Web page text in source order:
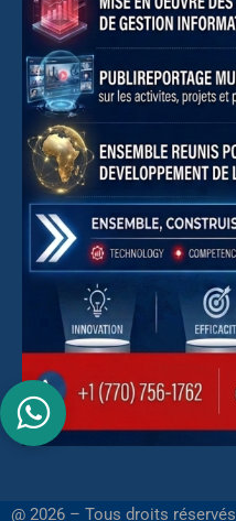
@ 2026 – Tous droits